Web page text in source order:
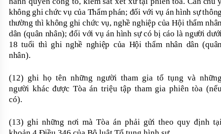
không ghi chức vụ của Thẩm phán; đối với vụ án hình sự
thường thì không ghi chức vụ, nghề nghiệp của Hội thẩm
dân (quân nhân); đối với vụ án hình sự có bị cáo là người
18 tuổi thì ghi nghề nghiệp của Hội thẩm nhân dân
nhân).
(1 2) ghi họ tên những người tham gia tố tụng và
người khác được Tòa án triệu tập tham gia phiên tòa
có).
(13) ghi những nơi mà Tòa án phải gửi theo quy định